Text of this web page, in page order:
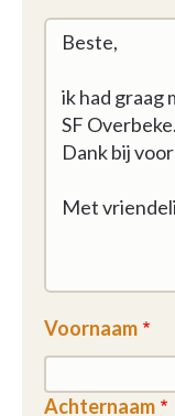
Voornaam
Achternaam